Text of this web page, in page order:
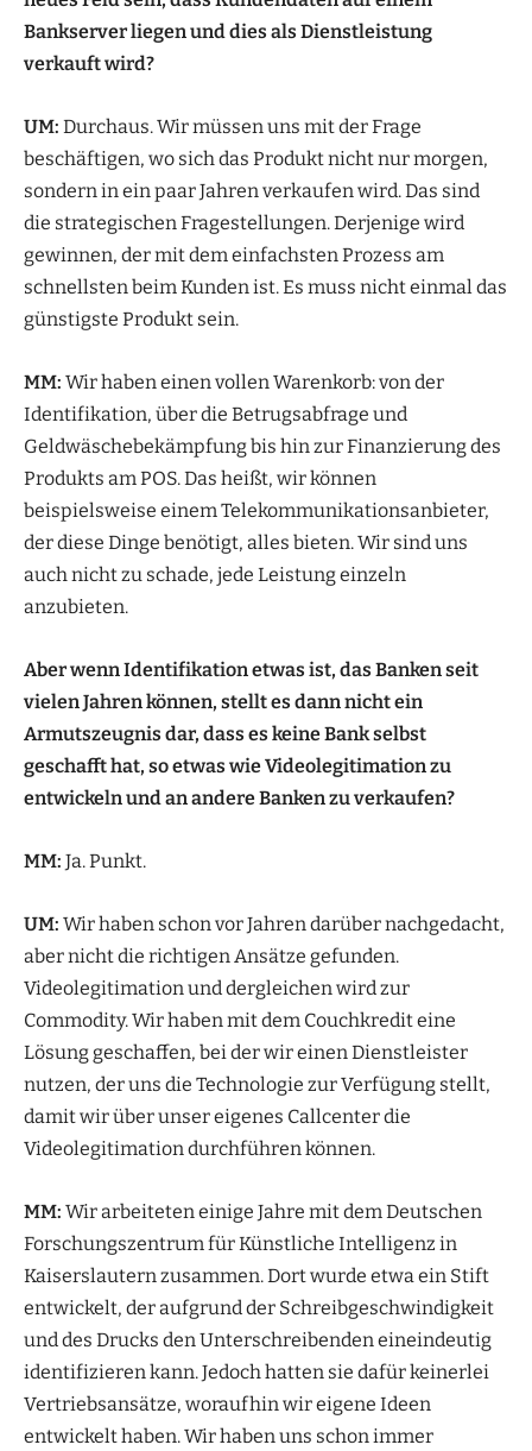
Bankserver liegen und dies als Dienstleistung
verkauft wird?
UM: Durchaus. Wir müssen uns mit der Frage
beschäftigen, wo sich das Produkt nicht nur morgen,
sondern in ein paar Jahren verkaufen wird. Das sind
die strategischen Fragestellungen. Derjenige wird
gewinnen, der mit dem einfachsten Prozess am
schnellsten beim Kunden ist. Es muss nicht einmal das
günstigste Produkt sein.
MM: Wir haben einen vollen Warenkorb: von der
Identifikation, über die Betrugsabfrage und
Geldwäschebekämpfung bis hin zur Finanzierung des
Produkts am POS. Das heißt, wir können
beispielsweise einem Telekommunikationsanbieter,
der diese Dinge benötigt, alles bieten. Wir sind uns
auch nicht zu schade, jede Leistung einzeln
anzubieten.
Aber wenn Identifikation etwas ist, das Banken seit
vielen Jahren können, stellt es dann nicht ein
Armutszeugnis dar, dass es keine Bank selbst
geschafft hat, so etwas wie Videolegitimation zu
entwickeln und an andere Banken zu verkaufen?
MM: Ja. Punkt.
UM: Wir haben schon vor Jahren darüber nachgedacht,
aber nicht die richtigen Ansätze gefunden.
Videolegitimation und dergleichen wird zur
Commodity. Wir haben mit dem Couchkredit eine
Lösung geschaffen, bei der wir einen Dienstleister
nutzen, der uns die Technologie zur Verfügung stellt,
damit wir über unser eigenes Callcenter die
Videolegitimation durchführen können.
MM: Wir arbeiteten einige Jahre mit dem Deutschen
Forschungszentrum für Künstliche Intelligenz in
Kaiserslautern zusammen. Dort wurde etwa ein Stift
entwickelt, der aufgrund der Schreibgeschwindigkeit
und des Drucks den Unterschreibenden eineindeutig
identifizieren kann. Jedoch hatten sie dafür keinerlei
Vertriebsansätze, woraufhin wir eigene Ideen
entwickelt haben. Wir haben uns schon immer